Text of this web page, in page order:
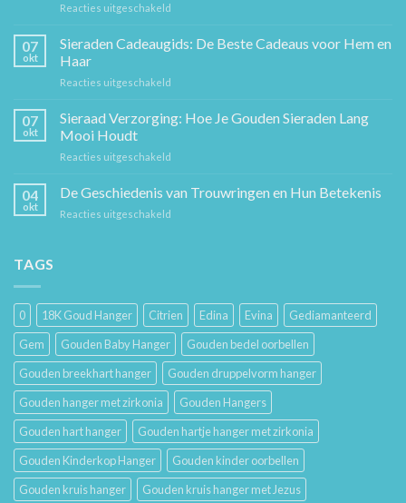
Reacties uitgeschakeld
Gouden
Ketting:
Sierkunst
en
07
okt
Sieraden Cadeaugids: De Beste Cadeaus voor Hem en
Haar
Reacties uitgeschakeld
Cadeaugids:
De
Hem
07
okt
Sieraad Verzorging: Hoe Je Gouden Sieraden Lang
Mooi Houdt
Reacties uitgeschakeld
Verzorging:
Hoe
04
okt
De Geschiedenis van Trouwringen en Hun Betekenis
Reacties uitgeschakeld
Hun
Betekenis
TAGS
0 18K Goud Hanger Citrien Edina Evina
Gediamanteerd
Gem
Gouden Baby Hanger
Gouden bedel oorbellen
Gouden breekhart hanger
Gouden druppelvorm hanger
Gouden hanger met zirkonia
Gouden Hangers
Gouden hart hanger
Gouden hartje hanger met zirkonia
Gouden Kinderkop Hanger
Gouden kinder oorbellen
Gouden kruis hanger
Gouden kruis hanger met Jezus